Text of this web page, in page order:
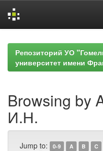
navigationРепозиторий УО
университет имени
Browsing by
И.Н.
Jump to: 0-9 A B C